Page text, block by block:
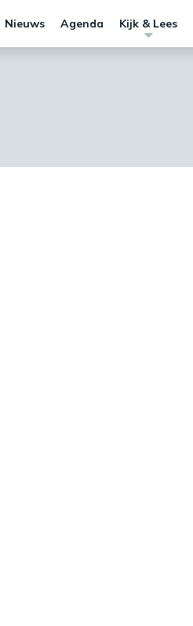
Nieuws Agenda Kijk & Lees